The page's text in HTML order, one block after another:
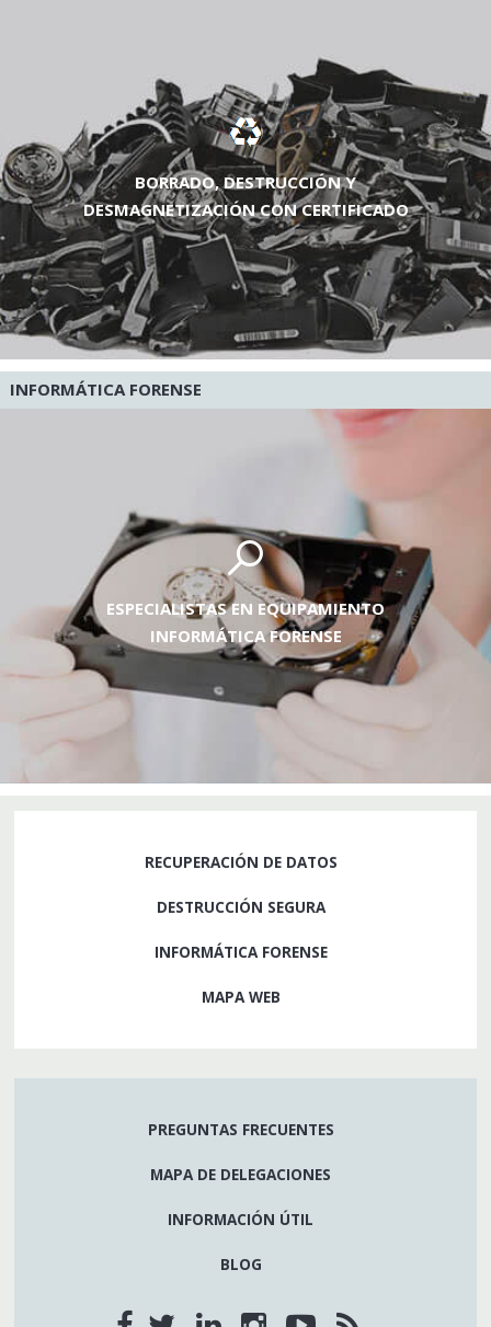
BORRADO, DESTRUCCIÓN Y
DESMAGNETIZACIÓN CON CERTIFICADO
INFORMÁTICA FORENSE
ESPECIALISTAS EN EQUIPAMIENTO
INFORMÁTICA FORENSE
RECUPERACIÓN DE DATOS
DESTRUCCIÓN SEGURA
INFORMÁTICA FORENSE
MAPA WEB
PREGUNTAS FRECUENTES
MAPA DE DELEGACIONES
INFORMACIÓN ÚTIL
BLOG